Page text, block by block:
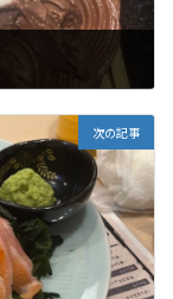
次の記事